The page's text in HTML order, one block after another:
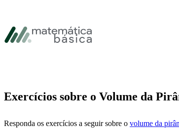
Pular Rodapé
Exercícios sobre o Volume da
Responda os exercícios a seguir sobre o volume da